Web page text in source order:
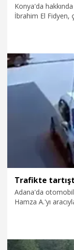
Konya'da
İbrahim El Fidyen,
4.06.2026
Adana'da
Hamza A.'yı